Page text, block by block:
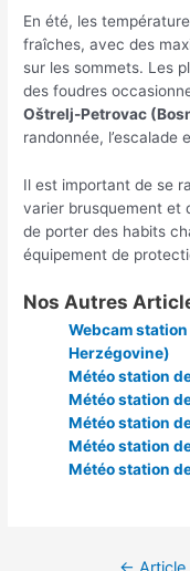
En été, les
fraîches, avec des
sur les sommets. Les
des foudres
Oštrelj-Petrovac
randonnée, l’escalade
Il est important de se
varier brusquement et
de porter des habits
équipement de
Nos Autres
Webcam
Herzégovine)
Météo station
Météo station
Météo station
Météo station
Météo station
Navigation